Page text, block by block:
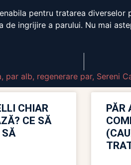
pentru tratarea diverselor
ingrijire a parului. Nu mai
, par alb, regenerare par, Sereni
CHIAR
CE SĂ
PĂR